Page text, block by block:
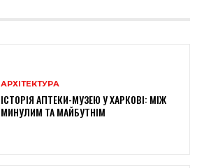
АРХІТЕКТУРА
ІСТОРІЯ АПТЕКИ-МУЗЕЮ У ХАРКОВІ: МІЖ
МИНУЛИМ ТА МАЙБУТНІМ